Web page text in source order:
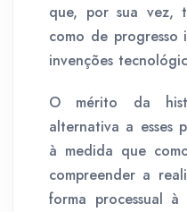
que, por sua vez,
como de
invenções
O mérito da
alternativa a esses
à medida que
compreender a
forma processual